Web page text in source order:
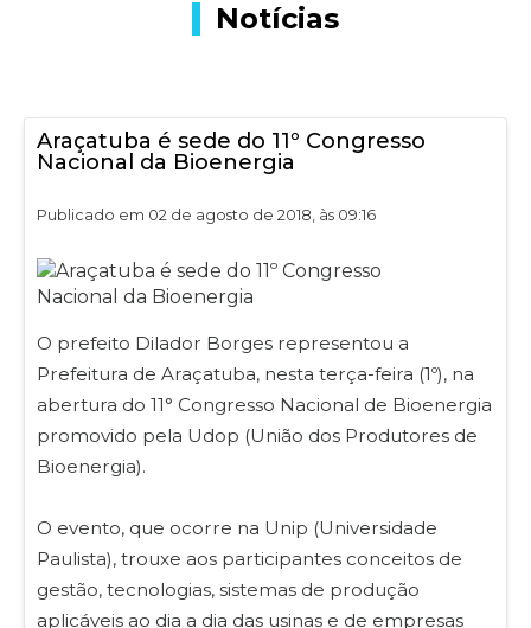
Notícias
Araçatuba é sede do 11º Congresso
Nacional da Bioenergia
Publicado em 02 de agosto de 2018, às 09:16
O prefeito Dilador Borges representou a
Prefeitura de Araçatuba, nesta terça-feira (1º), na
abertura do 11° Congresso Nacional de Bioenergia
promovido pela Udop (União dos Produtores de
Bioenergia).
O evento, que ocorre na Unip (Universidade
Paulista), trouxe aos participantes conceitos de
gestão, tecnologias, sistemas de produção
aplicáveis ao dia a dia das usinas e de empresas